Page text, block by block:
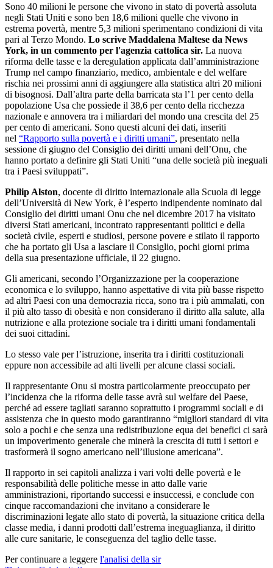
Sono 40 milioni le persone che vivono in stato di povertà assoluta
negli Stati Uniti e sono ben 18,6 milioni quelle che vivono in
estrema povertà, mentre 5,3 milioni sperimentano condizioni di vita
pari al Terzo Mondo. Lo scrive Maddalena Maltese da News
York, in un commento per l'agenzia cattolica sir. La nuova
riforma delle tasse e la deregulation applicata dall’amministrazione
Trump nel campo finanziario, medico, ambientale e del welfare
rischia nei prossimi anni di aggiungere alla statistica altri 20 milioni
di bisognosi. Dall’altra parte della barricata sta l’1 per cento della
popolazione Usa che possiede il 38,6 per cento della ricchezza
nazionale e annovera tra i miliardari del mondo una crescita del 25
per cento di americani. Sono questi alcuni dei dati, inseriti
nel “Rapporto sulla povertà e i diritti umani”, presentato nella
sessione di giugno del Consiglio dei diritti umani dell’Onu, che
hanno portato a definire gli Stati Uniti “una delle società più ineguali
tra i Paesi sviluppati”.
Philip Alston, docente di diritto internazionale alla Scuola di legge
dell’Università di New York, è l’esperto indipendente nominato dal
Consiglio dei diritti umani Onu che nel dicembre 2017 ha visitato
diversi Stati americani, incontrato rappresentanti politici e della
società civile, esperti e studiosi, persone povere e stilato il rapporto
che ha portato gli Usa a lasciare il Consiglio, pochi giorni prima
della sua presentazione ufficiale, il 22 giugno.
Gli americani, secondo l’Organizzazione per la cooperazione
economica e lo sviluppo, hanno aspettative di vita più basse rispetto
ad altri Paesi con una democrazia ricca, sono tra i più ammalati, con
il più alto tasso di obesità e non considerano il diritto alla salute, alla
nutrizione e alla protezione sociale tra i diritti umani fondamentali
dei suoi cittadini.
Lo stesso vale per l’istruzione, inserita tra i diritti costituzionali
eppure non accessibile ad alti livelli per alcune classi sociali.
Il rappresentante Onu si mostra particolarmente preoccupato per
l’incidenza che la riforma delle tasse avrà sul welfare del Paese,
perché ad essere tagliati saranno soprattutto i programmi sociali e di
assistenza che in questo modo garantiranno “migliori standard di vita
solo a pochi e che senza una redistribuzione equa dei benefici ci sarà
un impoverimento generale che minerà la crescita di tutti i settori e
trasformerà il sogno americano nell’illusione americana”.
Il rapporto in sei capitoli analizza i vari volti delle povertà e le
responsabilità delle politiche messe in atto dalle varie
amministrazioni, riportando successi e insuccessi, e conclude con
cinque raccomandazioni che invitano a considerare le
discriminazioni legate allo stato di povertà, la situazione critica della
classe media, i danni prodotti dall’estrema ineguaglianza, il diritto
alle cure sanitarie, le conseguenza del taglio delle tasse.
Per continuare a leggere l'analisi della sir